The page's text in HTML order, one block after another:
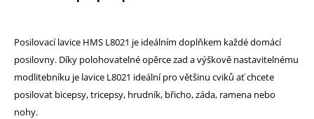
Posilovací lavice HMS L8021 je ideálním doplňkem každé domácí
posilovny. Díky polohovatelné opěrce zad a výškově nastavitelnému
modlitebníku je lavice L8021 ideální pro většinu cviků ať chcete
posilovat bicepsy, tricepsy, hrudník, břicho, záda, ramena nebo
nohy.